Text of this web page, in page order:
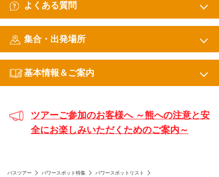
よくある質問
集合・出発場所
基本情報＆ご案内
ツアーご参加のお客様へ ～熊への注意と安
全にお楽しみいただくためのご案内～
バスツアー パワースポット特集
パワースポットリスト